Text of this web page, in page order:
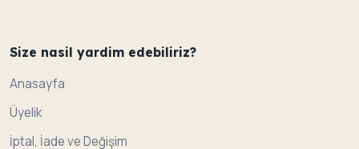
Size nasil yardim edebiliriz?
Anasayfa
Üyelik
İptal, İade ve Değişim